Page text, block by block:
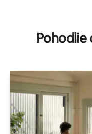
Pohodlie